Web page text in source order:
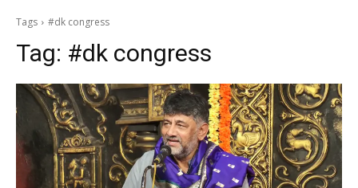
Tags #dk congress
Tag: #dk congress